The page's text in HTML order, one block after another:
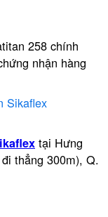
258 chính
nhận hàng
Sikaflex
tại Hưng
thẳng 300m), Q.